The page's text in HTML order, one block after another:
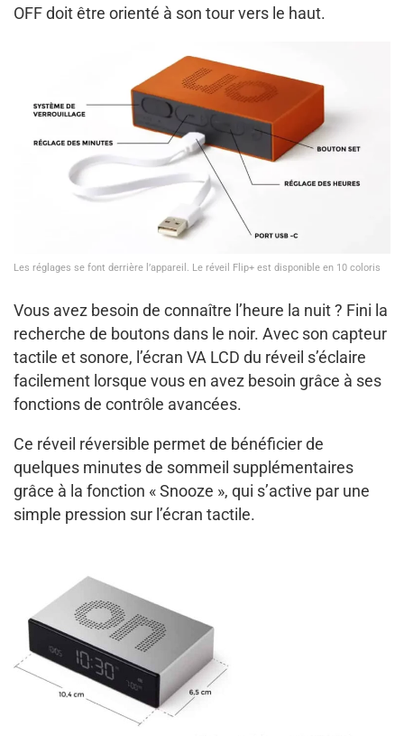
OFF doit être orienté à son tour vers le haut.
Les réglages se font derrière l’appareil. Le réveil Flip+ est disponible en 10 coloris
Vous avez besoin de connaître l’heure la nuit ? Fini la
recherche de boutons dans le noir. Avec son capteur
tactile et sonore, l’écran VA LCD du réveil s’éclaire
facilement lorsque vous en avez besoin grâce à ses
fonctions de contrôle avancées.
Ce réveil réversible permet de bénéficier de
quelques minutes de sommeil supplémentaires
grâce à la fonction « Snooze », qui s’active par une
simple pression sur l’écran tactile.